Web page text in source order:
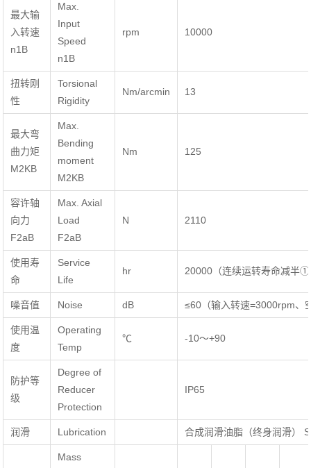
最大输
入转速
n1B
Max.
Input
Speed
n1B
rpm 10000
扭转刚
性
Torsional
Rigidity
Nm/arcmin 13
最大弯
曲力矩
M2KB
Max.
Bending
moment
M2KB
Nm 125
容许轴
向力
F2aB
Max. Axial
Load
F2aB
N 2110
使用寿
命
Service
Life
hr 20000（连续运转寿命减半
噪音值 Noise dB ≤60（输入转速=3000rpm、
使用温
度
Operating
Temp
℃ -10～+90
防护等
级
Degree of
Reducer
Protection
IP65
润滑 Lubrication 合成润滑油脂（终身润滑）
Mass